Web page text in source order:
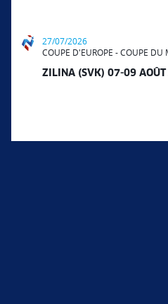
27/07/2026
COUPE D'EUROPE - COUPE DU
ZILINA (SVK) 07-09